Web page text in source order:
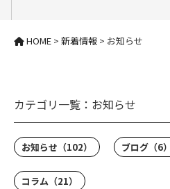
HOME > 新着情報 > お知らせ
カテゴリ一覧： お知らせ
お知らせ （102） ブログ （6）
コラム （21）